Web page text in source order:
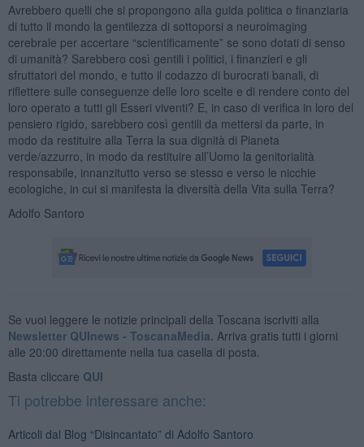
Avrebbero quelli che si propongono alla guida politica o finanziaria
di tutto il mondo la gentilezza di sottoporsi a neuroimaging
cerebrale per accertare “scientificamente” se sono dotati di senso
di umanità? Sarebbero così gentili i politici, i finanzieri e gli
sfruttatori del mondo, e tutto il codazzo di burocrati banali, di
riflettere sulle conseguenze delle loro scelte e di rendere conto del
loro operato a tutti gli Esseri viventi? E, in caso di verifica in loro del
pensiero rigido, sarebbero così gentili da mettersi da parte, in
modo da restituire alla Terra la sua dignità di Pianeta
verde/azzurro, in modo da restituire all’Uomo la genitorialità
responsabile, innanzitutto verso se stesso e verso le nicchie
ecologiche, in cui si manifesta la diversità della Vita sulla Terra?
Adolfo Santoro
Se vuoi leggere le notizie principali della Toscana iscriviti alla
Newsletter QUInews - ToscanaMedia. Arriva gratis tutti i giorni
alle 20:00 direttamente nella tua casella di posta.
Basta cliccare QUI
Ti potrebbe interessare anche:
Articoli dal Blog “Disincantato” di Adolfo Santoro